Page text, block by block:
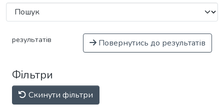
результатів Повернутись до результатів
Фільтри
Скинути фільтри